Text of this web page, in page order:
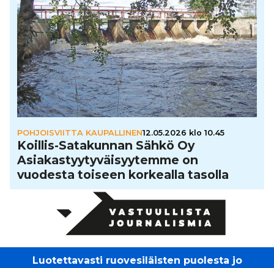
POHJOISVIITTA KAUPALLINEN12.05.2026 klo 10.45
Koillis-Sata­kun­nan Sähkö Oy
Asi­a­kas­tyy­ty­väi­syy­temme on
vuodesta toiseen korkealla tasolla
Luotettavasti ruovesiläisten puolesta jo